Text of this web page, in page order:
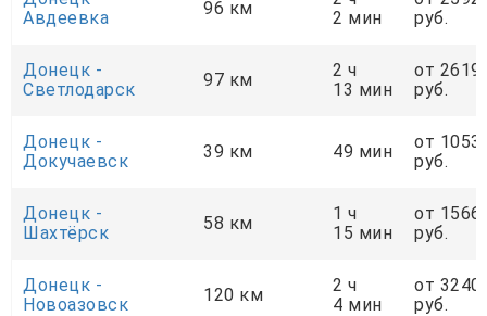
Авдеевка
96 км
2 мин
руб.
Донецк -
Светлодарск
97 км
2 ч
13 мин
от 2619
руб.
Донецк -
Докучаевск
39 км 49 мин
от 1053
руб.
Донецк -
Шахтёрск
58 км
1 ч
15 мин
от 1566
руб.
Донецк -
Новоазовск
120 км
2 ч
4 мин
от 3240
руб.